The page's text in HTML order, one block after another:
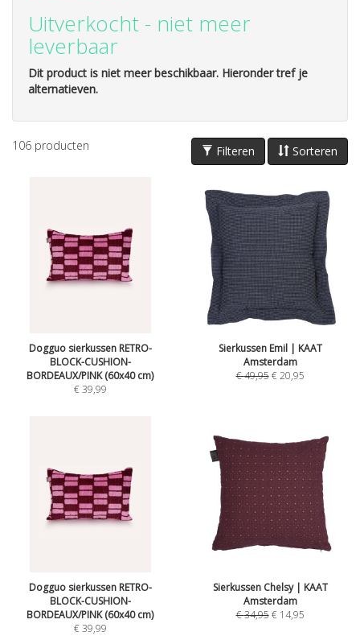
Uitverkocht - niet meer
leverbaar
Dit product is niet meer beschikbaar. Hieronder tref je
alternatieven.
Sorteren
Filteren
106 producten
Dogguo sierkussen RETRO-
BLOCK-CUSHION-
BORDEAUX/PINK (60x40 cm)
€39,99
Sierkussen Emil | KAAT
Amsterdam
€49,95 €20,95
Dogguo sierkussen RETRO-
BLOCK-CUSHION-
BORDEAUX/PINK (60x40 cm)
€39,99
Sierkussen Chelsy | KAAT
Amsterdam
€34,95 € 14,95